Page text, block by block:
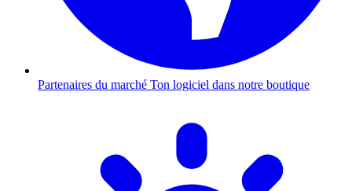
Partenaires du marché Ton logiciel dans notre boutique